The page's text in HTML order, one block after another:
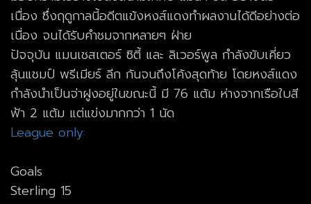
เนื่อง ซึ่งฤดูกาลนี้อดีตแข้งหงส์แดงทำผลงานได้ดีอย่างต่อ
เนื่อง จนได้รับคำชมจากหลายๆ ฝ่าย
ปัจจุบัน แมนเชสเตอร์ ซิตี้ และ ลิเวอร์พูล กำลังขับเคี่ยว
ลุ้นแชมป์ พรีเมียร์ ลีก กันจนถึงโค้งสุดท้าย โดยหงส์แดง
กำลังนำเป็นจ่าฝูงอยู่ในขณะนี้ มี 76 แต้ม ห่างจากเรือใบสี
ฟ้า 2 แต้ม แต่แข่งมากกว่า 1 นัด
League only:
Goals
Sterling 15